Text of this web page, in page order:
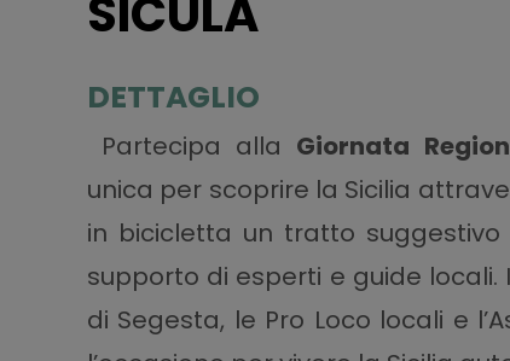
SICULA
DETTAGLIO
Partecipa alla Giornata
unica per scoprire la Sicilia
in bicicletta un tratto
supporto di esperti e guide
di Segesta, le Pro Loco locali e